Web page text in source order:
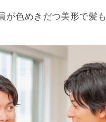
が色めきだつ美形で髪